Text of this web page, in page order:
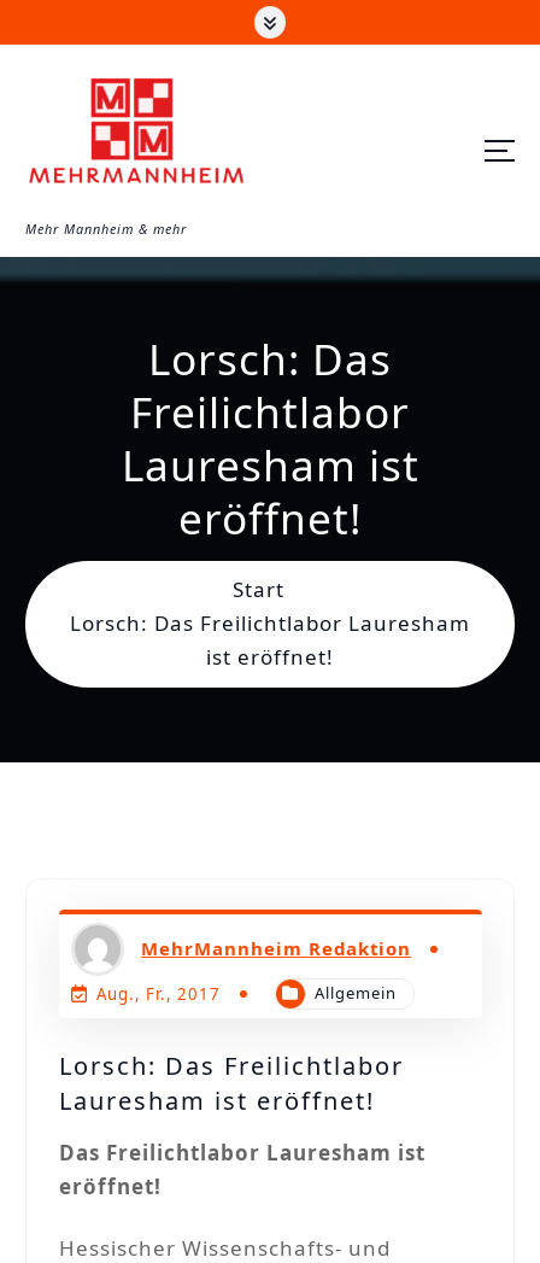
u
l
t
Mehr Mannheim & mehr
Lorsch: Das
Freilichtlabor
Lauresham ist
eröffnet!
Start
Lorsch: Das Freilichtlabor Lauresham
ist eröffnet!
MehrMannheim Redaktion
Aug., Fr., 2017 Allgemein
Lorsch: Das Freilichtlabor
Lauresham ist eröffnet!
Das Freilichtlabor Lauresham ist
eröffnet!
Hessischer Wissenschafts- und